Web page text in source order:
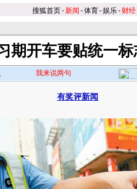
搜狐首页-新闻 -体育-娱乐- 财经
期开车要贴统一
我来说两句
有奖评新闻